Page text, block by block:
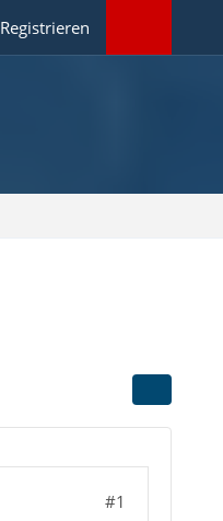
Registrieren
#1